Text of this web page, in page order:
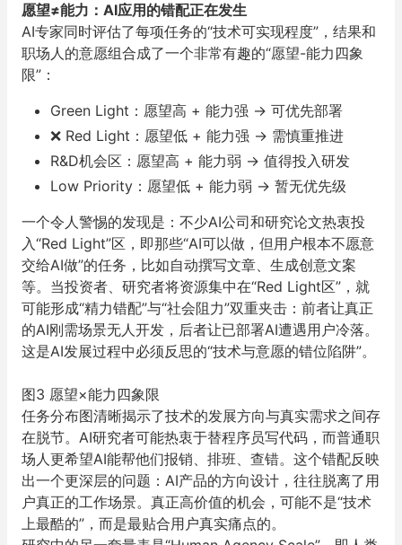
愿望≠能力：AI应用的错配正在发生
AI专家同时评估了每项任务的“技术可实现程度”，结果和
职场人的意愿组合成了一个非常有趣的“愿望-能力四象
限”：
Green Light：愿望高 + 能力强 → 可优先部署
❌ Red Light：愿望低 + 能力强 → 需慎重推进
R&D机会区：愿望高 + 能力弱 → 值得投入研发
Low Priority：愿望低 + 能力弱 → 暂无优先级
一个令人警惕的发现是：不少AI公司和研究论文热衷投
入“Red Light”区，即那些“AI可以做，但用户根本不愿意
交给AI做”的任务，比如自动撰写文章、生成创意文案
等。当投资者、研究者将资源集中在“Red Light区”，就
可能形成“精力错配”与“社会阻力”双重夹击：前者让真正
的AI刚需场景无人开发，后者让已部署AI遭遇用户冷落。
这是AI发展过程中必须反思的“技术与意愿的错位陷阱”。
图3 愿望×能力四象限
任务分布图清晰揭示了技术的发展方向与真实需求之间存
在脱节。 AI研究者可能热衷于替程序员写代码，而普通职
场人更希望AI能帮他们报销、排班、查错。这个错配反映
出一个更深层的问题：AI产品的方向设计，往往脱离了用
户真正的工作场景。 真正高价值的机会，可能不是“技术
上最酷的”，而是最贴合用户真实痛点的。